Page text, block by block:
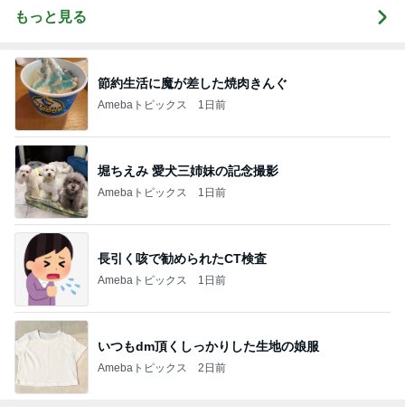
もっと見る
節約生活に魔が差した焼肉きんぐ
Amebaトピックス 1日前
堀ちえみ 愛犬三姉妹の記念撮影
Amebaトピックス 1日前
長引く咳で勧められたCT検査
Amebaトピックス 1日前
いつもdm頂くしっかりした生地の娘服
Amebaトピックス 2日前